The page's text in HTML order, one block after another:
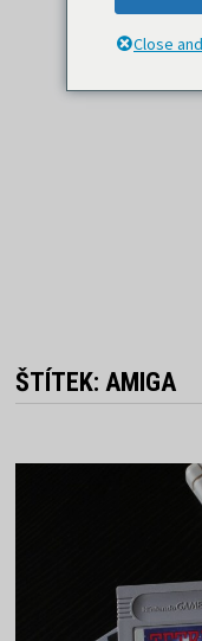
ŠTÍTEK:AMIGA
Close